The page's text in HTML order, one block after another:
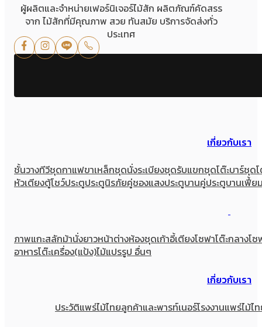
ผู้ผลิตและจำหน่ายเฟอร์นิเจอร์ไม้สัก ผลิตภัณฑ์คัดสรร
จาก ไม้สักที่มีคุณภาพ สวย ทันสมัย บริการจัดส่งทั่ว
ประเทศ
เกี่ยวกับเรา
ชั้นวางทีวีชุดกาแฟขาเหล็กชุดนั่งระเบียงชุดรับแขกชุดโต๊ะบาร์ชุดโ
หัวเตียงตู้โชว์ประตูประตูนิรภัยคู่ชองแสงประตูบานคู่ประตูบานเฟี้ย
ภาพแกะสลักม้านั่งยาวหน้าต่างห้องชุดเก้าอี้เตียงโซฟาโต๊ะกลางโซ
อาหารโต๊ะเครื่อง(แป้ง)ไม้แปรรูป อื่นๆ
เกี่ยวกับเรา
ประวัติแพร่ไม้ไทยลูกค้าและพารท์เนอร์โรงงานแพร่ไม้ไ